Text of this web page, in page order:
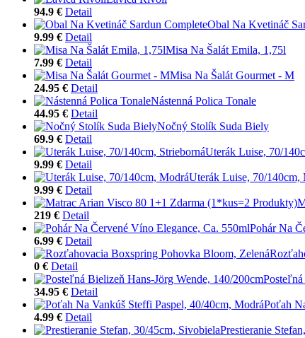
94.9 € Detail
Obal Na Kvetináč
9.99 € Detail
Misa Na Šalát Emila, 1,75l
7.99 € Detail
Misa Na Šalát Gourmet - M
24.95 € Detail
Nástenná Polica Tonale
44.95 € Detail
Nočný Stolík Suda Biely
69.9 € Detail
Uterák Luise, 70/
9.99 € Detail
Uterák Luise, 70/140cm,
9.99 € Detail
219 € Detail
Pohár Na
6.99 € Detail
0 € Detail
34.95 € Detail
Poťah
4.99 € Detail
Prestieranie